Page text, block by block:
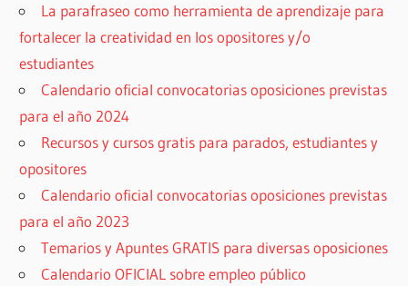
La parafraseo como herramienta de aprendizaje para
fortalecer la creatividad en los opositores y/o
estudiantes
Calendario oficial convocatorias oposiciones previstas
para el año 2024
Recursos y cursos gratis para parados, estudiantes y
opositores
Calendario oficial convocatorias oposiciones previstas
para el año 2023
Temarios y Apuntes GRATIS para diversas oposiciones
Calendario OFICIAL sobre empleo público